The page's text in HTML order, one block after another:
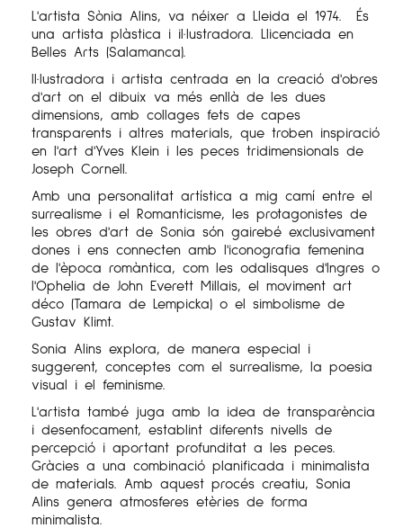
L'artista Sònia Alins, va néixer a Lleida el 1974. És
una artista plàstica i il·lustradora. Llicenciada en
Belles Arts (Salamanca).
Il·lustradora i artista centrada en la creació d'obres
d'art on el dibuix va més enllà de les dues
dimensions, amb collages fets de capes
transparents i altres materials, que troben inspiració
en l'art d'Yves Klein i les peces tridimensionals de
Joseph Cornell.
Amb una personalitat artística a mig camí entre el
surrealisme i el Romanticisme, les protagonistes de
les obres d'art de Sonia són gairebé exclusivament
dones i ens connecten amb l'iconografia femenina
de l'època romàntica, com les odalisques d'Ingres o
l'Ophelia de John Everett Millais, el moviment art
déco (Tamara de Lempicka) o el simbolisme de
Gustav Klimt.
Sonia Alins explora, de manera especial i
suggerent, conceptes com el surrealisme, la poesia
visual i el feminisme.
L'artista també juga amb la idea de transparència
i desenfocament, establint diferents nivells de
percepció i aportant profunditat a les peces.
Gràcies a una combinació planificada i minimalista
de materials. Amb aquest procés creatiu, Sonia
Alins genera atmosferes etèries de forma
minimalista.